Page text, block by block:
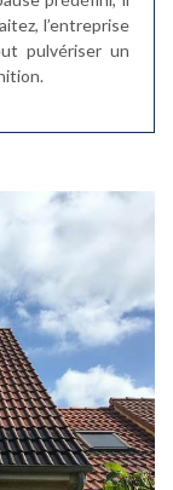
l’entreprise
pulvériser un